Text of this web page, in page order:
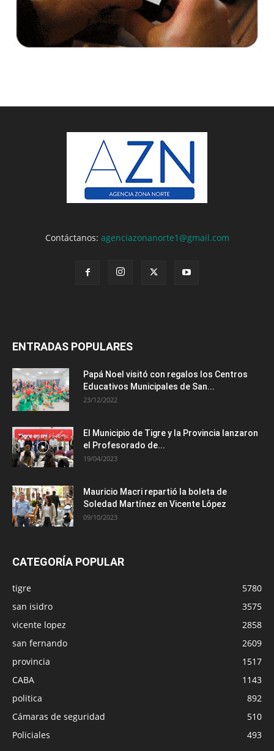
Contáctanos: agenciazonanorte1@gmail.com
ENTRADAS POPULARES
Papá Noel visitó con regalos los Centros
Educativos Municipales de San...
23/12/2022
El Municipio de Tigre y la Provincia lanzaron
el Profesorado de...
19/04/2023
Mauricio Macri repartió la boleta de
Soledad Martínez en Vicente López
09/10/2023
CATEGORÍA POPULAR
tigre
5780
san isidro
3575
vicente lopez
2858
san fernando
2609
provincia
1517
CABA
1143
politica
892
Cámaras de seguridad
510
Policiales
493